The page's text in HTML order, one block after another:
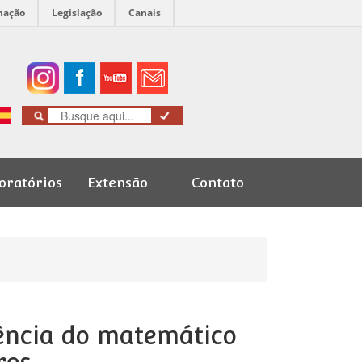
Legislação Canais
Extensão Contato
do matemático